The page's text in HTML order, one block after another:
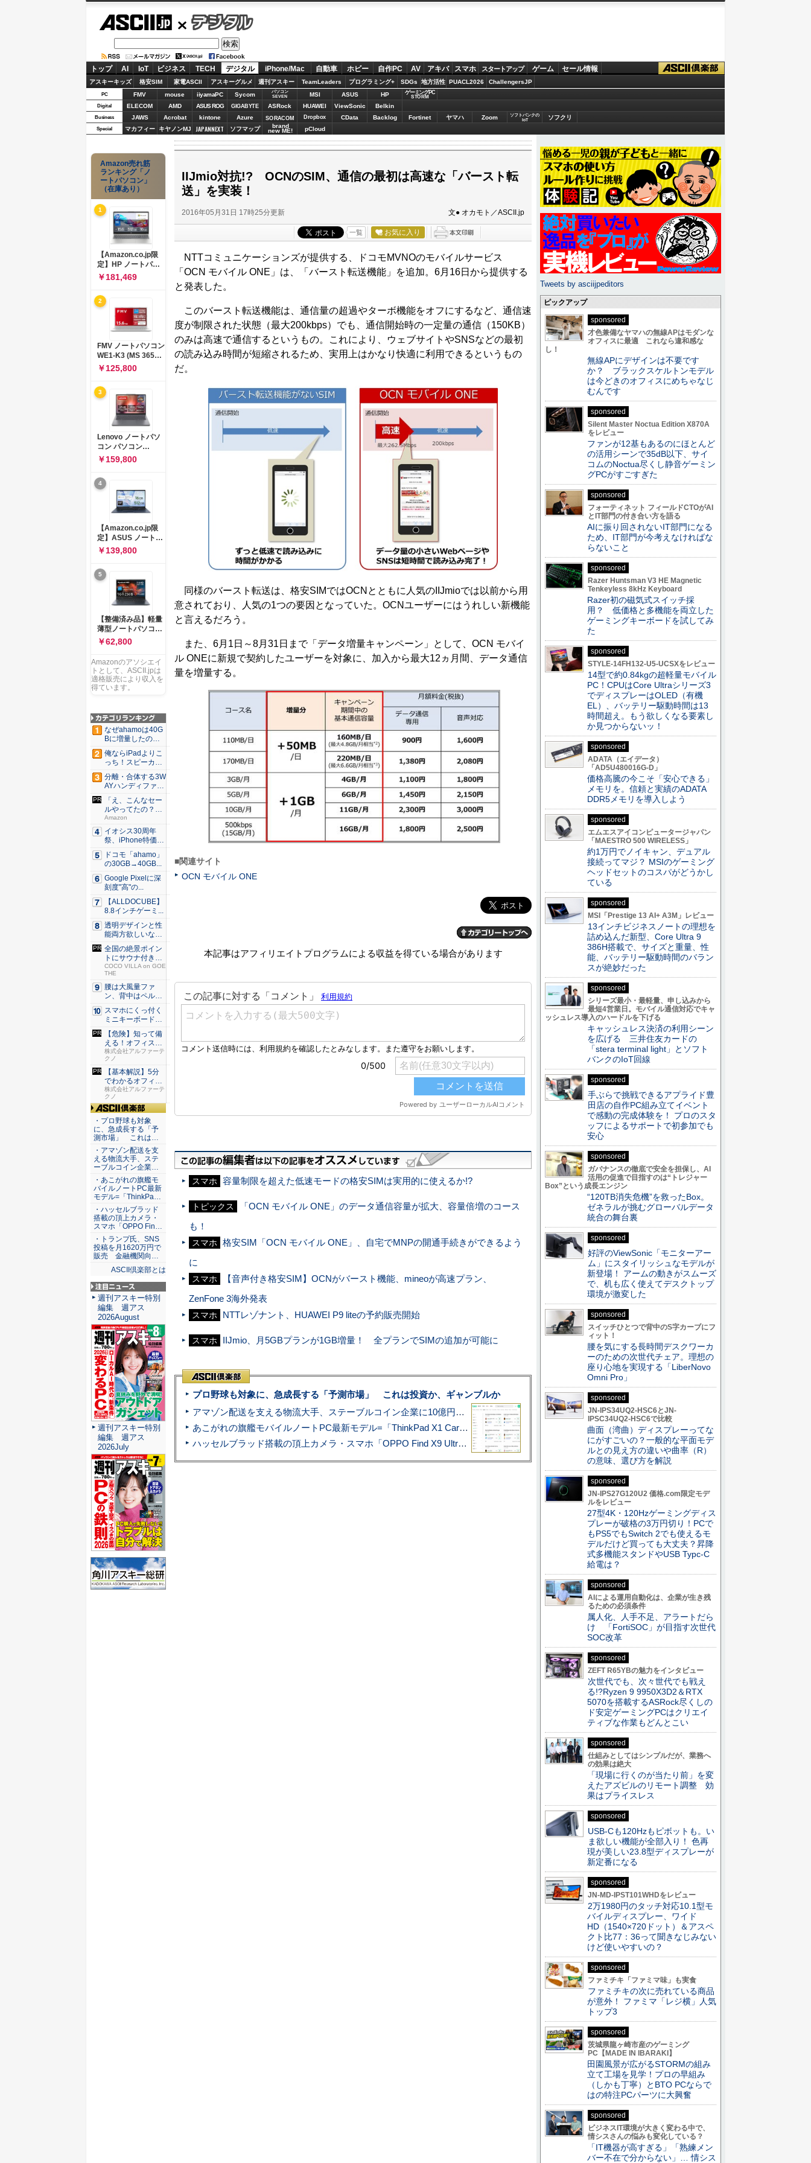
デジタル
トップ AI IoT ビジネス TECH デジタル iPhone/Mac 自動車 ホビー 自作PC AV アキバ スマホ スタートアップ ゲーム セール情報
アスキーキッズ 格安SIM 家電ASCII アスキーグルメ 週刊アスキー TeamLeaders プログラミング+ SDGs 地方活性 PUACL2026 ChallengersJP
PC FMV mouse iiyamaPC Sycom
パソコン
SEVEN
MSI ASUS HP ゲーミングPC
STORM
Digital ELECOM AMD ASUS ROG GIGABYTE ASRock HUAWEI ViewSonic Belkin
Business JAWS Acrobat kintone Azure SORACOM Dropbox CData Backlog Fortinet ヤマハ Zoom
ソフトバンクの
IoT
ソフクリ
Special マカフィー キヤノンMJ JAPANNEXT ソフマップ brand
new ME! pCloud
IIJmio対抗!? OCNのSIM、通信の最初は高速な「バースト転
送」を実装！
2016年05月31日 17時25分更新 文● オカモト／ASCII.jp
一覧 お気に入り
NTTコミュニケーションズが提供する、ドコモMVNOのモバイルサービス
「OCN モバイル ONE」は、「バースト転送機能」を追加。6月16日から提供する
と発表した。
このバースト転送機能は、通信量の超過やターボ機能をオフにするなど、通信速
度が制限された状態（最大200kbps）でも、通信開始時の一定量の通信（150KB）
のみは高速で通信するというもの。これにより、ウェブサイトやSNSなどの最初
の読み込み時間が短縮されるため、実用上はかなり快適に利用できるというもの
だ。
同様のバースト転送は、格安SIMではOCNとともに人気のIIJmioでは以前から用
意されており、人気の1つの要因となっていた。OCNユーザーにはうれしい新機能
と言えるだろう。
また、6月1日～8月31日まで「データ増量キャンペーン」として、OCN モバイ
ル ONEに新規で契約したユーザーを対象に、加入から最大12ヵ月間、データ通信
量を増量する。
■関連サイト
OCN モバイル ONE
本記事はアフィリエイトプログラムによる収益を得ている場合があります
スマホ 容量制限を超えた低速モードの格安SIMは実用的に使えるか!?
トピックス
「OCN モバイル ONE」のデータ通信容量が拡大、容量倍増のコース
も！
スマホ
格安SIM「OCN モバイル ONE」、自宅でMNPの開通手続きができるよう
に
スマホ
【音声付き格安SIM】OCNがバースト機能、mineoが高速プラン、
ZenFone 3海外発表
スマホ NTTレゾナント、HUAWEI P9 liteの予約販売開始
スマホ IIJmio、月5GBプランが1GB増量！ 全プランでSIMの追加が可能に
プロ野球も対象に、急成長する「予測市場」 これは投資か、ギャンブルか
アマゾン配送を支える物流大手、ステーブルコイン企業に10億円投資のワケ
あこがれの旗艦モバイルノートPC最新モデル=「ThinkPad X1 Carbon Gen 14 Aura Edition」実機レビュー
ハッセルブラッド搭載の頂上カメラ・スマホ「OPPO Find X9 Ultra」実写レビュー=プロが本気で徹底撮影しました!!
Amazon売れ筋
ランキング「ノ
ートパソコン」
（在庫あり）
1
【Amazon.co.jp限
定】HP ノートパソ
コン 15-fd 15.6イン
チ インテル Core 5
120U メモリ16GB
SSD512GB
Windows 11
Microsoft Office
2024搭載 WPS
Office搭載 カメラシ
ャッター 指紋認証 薄
型 Copilotキー搭載
ナチュラルシルバー
￥181,469
2
FMV ノートパソコン
WE1-K3 (MS 365
Personal/Copilotキ
ー搭載/Win 11/15.6
型/Core
i5/16GB/SSD
512GB/ホワイト)
FMVWK3E15W_AZ
￥125,800
3
Lenovo ノートパソ
コン パソコン
IdeaPad Slim 3 14.0
インチ AMD
Ryzen™ 5 8640HS
メモリ16GB
SSD512GB
Microsoft 365 試用
版 Windows11 バッ
テリー駆動12.6時間
重量1.39kg ルナグレ
ー 83K9003JJP ノー
トPC
￥159,800
4
【Amazon.co.jp限
定】ASUS ノートパ
ソコン Vivobook 15
M1502NAQ 15.6イ
ンチ AMD Ryzen 7
170 メモリ16GB
SSD 512GB
Microsoft 365
Personal (24か月版)
搭載 Windows 11 重
量1.7kg Wi-Fi 6E ク
ワイエットブルー
M1502NAQ-
￥139,800
5
【整備済み品】軽量
薄型ノートパソコン
dynabook G83 ■
13.3型
FHD(1920x1080) -
高性能第11世代Core
i5-1135G7 - メモリ
16GB - SSD 256GB
USB Type-C - MS
Office 2021 - Win11
搭載
￥62,800
Amazonのアソシエイ
トとして、ASCII.jpは
適格販売により収入を
得ています。
なぜahamoは40G
Bに増量したの
か ...
俺ならiPadよりこ
っち！スピーカー
9個...
分離・合体する3W
AYハンディファ
ン。置...
「え、こんなセー
ルやってたの？」
80％O...
Amazon
イオシス30周年
祭、iPhone特価品
を...
ドコモ「ahamo」
の30GB→40GB...
Google Pixelに深
刻度"高"の...
【ALLDOCUBE】
8.8インチゲーミ...
透明デザインと性
能両方欲しいな
ら。LDA...
全国の絶景ポイン
トにサウナ付きの
シェア別...
COCO VILLA on GOE
THE
腰は大風量ファ
ン、背中はペルチ
ェ冷却。ダ...
スマホにくっ付く
ミニキーボード！
触ってわ...
【危険】知って備
える！オフィスの
セキュリ...
株式会社アルファーテ
クノ
【基本解説】5分
でわかるオフィス
セキュリ...
株式会社アルファーテ
クノ
ASCII倶楽部
・プロ野球も対象
に、急成長する「予
測市場」 これは…
・アマゾン配送を支
える物流大手、ステ
ーブルコイン企業…
・あこがれの旗艦モ
バイルノートPC最新
モデル=「ThinkPa…
・ハッセルブラッド
搭載の頂上カメラ・
スマホ「OPPO Fin…
・トランプ氏、SNS
投稿を月1620万円で
販売 金融機関向…
ASCII倶楽部とは
注目ニュース
週刊アスキー特別
編集 週アス
2026August
週刊アスキー特別
編集 週アス
2026July
Tweets by asciijpeditors
ピックアップ
sponsored
才色兼備なヤマハの無線APはモダンな
オフィスに最適 これなら違和感な
し！
無線APにデザインは不要です
か？ ブラックスケルトンモデル
は今どきのオフィスにめちゃなじ
むんです
sponsored
Silent Master Noctua Edition X870A
をレビュー
ファンが12基もあるのにほとんど
の活用シーンで35dB以下、サイ
コムのNoctua尽くし静音ゲーミン
グPCがすごすぎた
sponsored
フォーティネット フィールドCTOがAI
とIT部門の付き合い方を語る
AIに振り回されないIT部門になる
ため、IT部門が今考えなければな
らないこと
sponsored
Razer Huntsman V3 HE Magnetic
Tenkeyless 8kHz Keyboard
Razer初の磁気式スイッチ採
用？ 低価格と多機能を両立した
ゲーミングキーボードを試してみ
た
sponsored
STYLE-14FH132-U5-UCSXをレビュー
14型で約0.84kgの超軽量モバイル
PC！CPUはCore Ultraシリーズ3
でディスプレーはOLED（有機
EL）、バッテリー駆動時間は13
時間超え。もう欲しくなる要素し
か見つからないッ！
sponsored
ADATA（エイデータ）
「AD5U480016G-D」
価格高騰の今こそ「安心できる」
メモリを。信頼と実績のADATA
DDR5メモリを導入しよう
sponsored
エムエスアイコンピュータージャパン
「MAESTRO 500 WIRELESS」
約1万円でノイキャン、デュアル
接続ってマジ？ MSIのゲーミング
ヘッドセットのコスパがどうかし
ている
sponsored
MSI「Prestige 13 AI+ A3M」レビュー
13インチビジネスノートの理想を
詰め込んだ新型、Core Ultra 9
386H搭載で、サイズと重量、性
能、バッテリー駆動時間のバラン
スが絶妙だった
sponsored
シリーズ最小・最軽量、申し込みから
最短4営業日。モバイル通信対応でキャ
ッシュレス導入のハードルを下げる
キャッシュレス決済の利用シーン
を広げる 三井住友カードの
「stera terminal light」とソフト
バンクのIoT回線
sponsored
手ぶらで挑戦できるアプライド豊
田店の自作PC組み立てイベント
で感動の完成体験を！ プロのスタ
ッフによるサポートで初参加でも
安心
sponsored
ガバナンスの徹底で安全を担保し、AI
活用の促進で目指すのは“トレジャー
Box”という成長エンジン
“120TB消失危機”を救ったBox。
ゼネラルが挑むグローバルデータ
統合の舞台裏
sponsored
好評のViewSonic「モニターアー
ム」にスタイリッシュなモデルが
新登場！ アームの動きがスムーズ
で、机も広く使えてデスクトップ
環境が激変した
sponsored
スイッチひとつで背中のS字カーブにフ
ィット！
腰を気にする長時間デスクワーカ
ーのための次世代チェア。理想の
座り心地を実現する「LiberNovo
Omni Pro」
sponsored
JN-IPS34UQ2-HSC6とJN-
IPSC34UQ2-HSC6で比較
曲面（湾曲）ディスプレーってな
にがすごいの？一般的な平面モデ
ルとの見え方の違いや曲率（R）
の意味、選び方を解説
sponsored
JN-IPS27G120U2 価格.com限定モデ
ルをレビュー
27型4K・120Hzゲーミングディス
プレーが破格の3万円切り！PCで
もPS5でもSwitch 2でも使えるモ
デルだけど買っても大丈夫？昇降
式多機能スタンドやUSB Typc-C
給電は？
sponsored
AIによる運用自動化は、企業が生き残
るための必須条件
属人化、人手不足、アラートだら
け 「FortiSOC」が目指す次世代
SOC改革
sponsored
ZEFT R65YBの魅力をインタビュー
次世代でも、次々世代でも戦え
る!?Ryzen 9 9950X3D2＆RTX
5070を搭載するASRock尽くしの
ド安定ゲーミングPCはクリエイ
ティブな作業もどんとこい
sponsored
仕組みとしてはシンプルだが、業務へ
の効果は絶大
「現場に行くのが当たり前」を変
えたアズビルのリモート調整 効
果はプライスレス
sponsored
USB-Cも120Hzもピボットも。い
ま欲しい機能が全部入り！ 色再
現が美しい23.8型ディスプレーが
新定番になる
sponsored
JN-MD-IPST101WHDをレビュー
2万1980円のタッチ対応10.1型モ
バイルディスプレー、ワイド
HD（1540×720ドット）＆アスペ
クト比77：36って聞きなじみない
けど使いやすいの？
sponsored
ファミチキ「ファミマ味」も実食
ファミチキの次に売れている商品
が意外！ ファミマ「レジ横」人気
トップ3
sponsored
茨城県龍ヶ崎市産のゲーミング
PC【MADE IN IBARAKI】
田園風景が広がるSTORMの組み
立て工場を見学！プロの早組み
（しかも丁寧）とBTO PCならで
はの特注PCパーツに大興奮
sponsored
ビジネスIT環境が大きく変わる中で、
情シスさんの悩みも変化している？
「IT機器が高すぎる」「熟練メン
バー不在で分からない」… 情シス